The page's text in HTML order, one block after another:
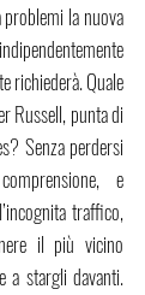
la nuova
richiederà. Quale
Russell, punta di
Senza perdersi
e
traffico,
il più vicino
a stargli davanti.